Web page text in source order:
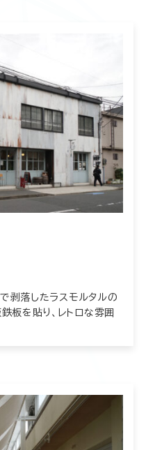
落したラスモルタルの
板を貼り、レトロな雰囲